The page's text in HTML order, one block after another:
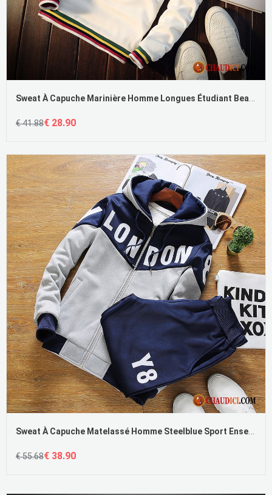
Sweat À Capuche Marinière Homme Longues Étudiant Beau Printemps Tendance
€ 41.88€ 28.90
Sweat À Capuche Matelassé Homme Steelblue Sport Ensemble Étudiant Décontractée L'automne
€ 55.68€ 38.90